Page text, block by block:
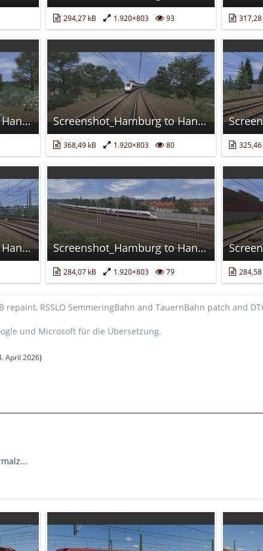
294,27 kB 1.920×803 93 317,28
Screenshot_Hamburg to Hanover_53.14753-10.47740_13-01-08.jpg Screenshot_Hamburg to Hanover_53.00458-10.54858_13-08-30.jpg
368,49 kB 1.920×803 80 325,46
Screenshot_Hamburg to Hanover_52.61736-10.06132_13-30-45.jpg Screenshot_Hamburg to Hanover_52.39904-9.68956_13-43-20.jpg
284,07 kB 1.920×803 79 284,58
repaint, RSSLO SemmeringBahn and TauernBahn patch and
und Microsoft für die Übersetzung.
April 2026)